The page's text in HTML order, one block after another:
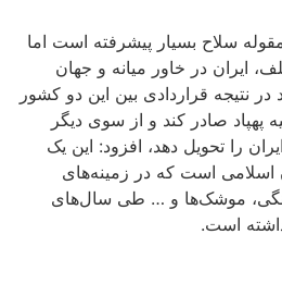
بسیار پیشرفته است اما
در خاور میانه و جهان
بین این دو کشور
کند و از سوی دیگر
دهد، افزود: این یک
که در زمینه‌های
و … طی سال‌های